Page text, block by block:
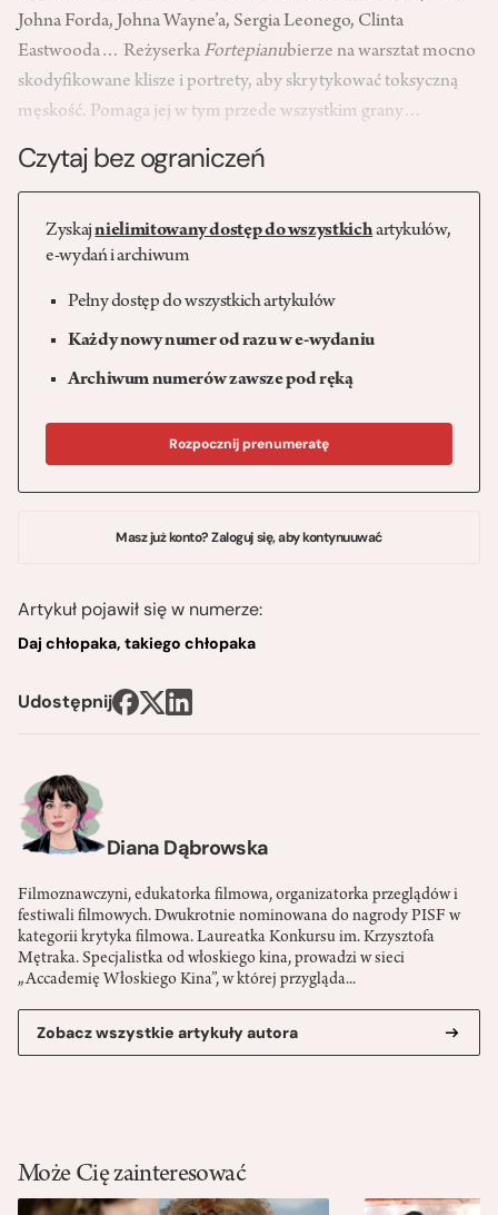
Diana Dąbrowska
Filmoznawczyni, edukatorka filmowa, organizatorka przeglądów i
festiwali filmowych. Dwukrotnie nominowana do nagrody PISF w
kategorii krytyka filmowa. Laureatka Konkursu im. Krzysztofa
Mętraka. Specjalistka od włoskiego kina, prowadzi w sieci
„Accademię Włoskiego Kina”, w której przygląda...
Zobacz wszystkie artykuły autora
Johna Forda, Johna Wayne’a, Sergia Leonego, Clinta
Eastwooda… Reżyserka Fortepianubierze na warsztat mocno
skodyfikowane klisze i portrety, aby skrytykować toksyczną
męskość. Pomaga jej w tym przede wszystkim grany…
Czytaj bez ograniczeń
Zyskajnielimitowany dostęp do wszystkichartykułów,
e-wydań i archiwum
Pełny dostęp do wszystkich artykułów
Każdy nowy numer od razu w e-wydaniu
Archiwum numerów zawsze pod ręką
Rozpocznij prenumeratę
Masz już konto? Zaloguj się, aby kontynuuwać
Artykuł pojawił się w numerze:
Daj chłopaka, takiego chłopaka
Udostępnij
Może Cię zainteresować